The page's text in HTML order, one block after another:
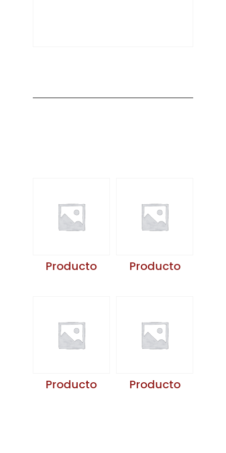
Producto Producto
Producto Producto